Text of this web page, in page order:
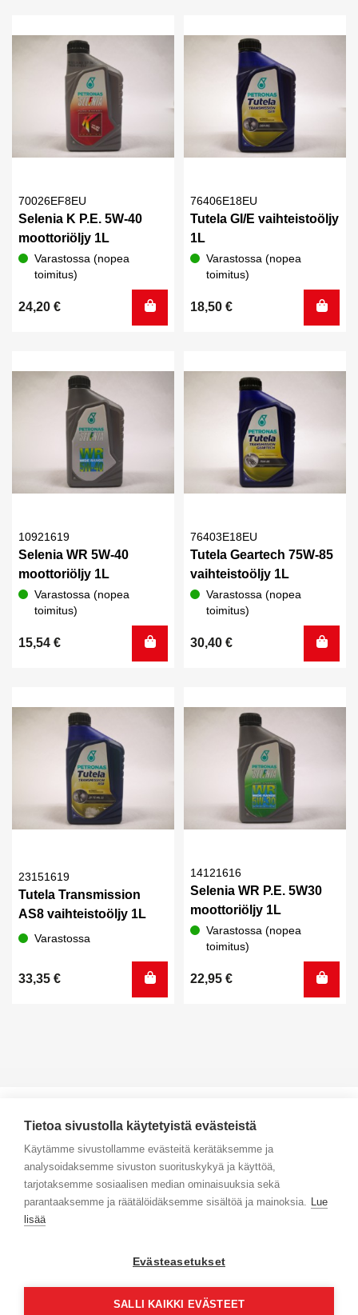
70026EF8EU
Selenia K P.E. 5W-40
moottoriöljy 1L
Varastossa (nopea
toimitus)
24,20 €
76406E18EU
Tutela GI/E vaihteistoöljy
1L
Varastossa (nopea
toimitus)
18,50 €
10921619
Selenia WR 5W-40
moottoriöljy 1L
Varastossa (nopea
toimitus)
15,54 €
76403E18EU
Tutela Geartech 75W-85
vaihteistoöljy 1L
Varastossa (nopea
toimitus)
30,40 €
23151619
Tutela Transmission
AS8 vaihteistoöljy 1L
Varastossa
33,35 €
14121616
Selenia WR P.E. 5W30
moottoriöljy 1L
Varastossa (nopea
toimitus)
22,95 €
Yhteystiedot
Selaa tuotteita
Maksa turvallisesti
Tietoa sivustolla käytetyistä evästeistä
Käytämme sivustollamme evästeitä kerätäksemme ja
analysoidaksemme sivuston suorituskykyä ja käyttöä,
tarjotaksemme sosiaalisen median ominaisuuksia sekä
parantaaksemme ja räätälöidäksemme sisältöä ja mainoksia. Lue
lisää
Evästeasetukset
SALLI KAIKKI EVÄSTEET